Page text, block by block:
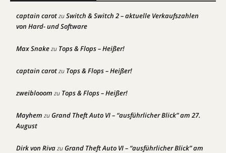
captain carotzuSwitch & Switch 2 – aktuelle Verkaufszahlen
von Hard- und Software
Max Snakezu Tops & Flops – Heißer!
captain carotzu Tops & Flops – Heißer!
zweiblooom zu Tops & Flops – Heißer!
Mayhem zuGrand Theft Auto VI – “ausführlicher Blick” am 27.
August
Dirk von RivazuGrand Theft Auto VI – “ausführlicher Blick” am